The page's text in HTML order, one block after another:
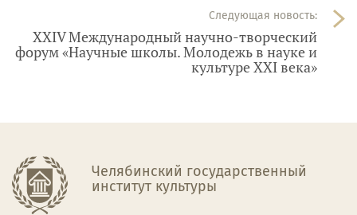
Следующая новость:
XXIV Международный научно-творческий
форум «Научные школы. Молодежь в науке и
культуре XXI века»
Челябинский государственный
институт культуры